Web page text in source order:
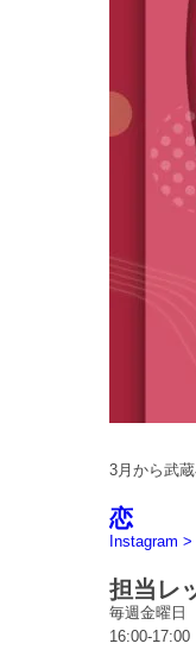
3月から武
恋
Instagram >
担当レ
毎週金曜日
16:00-17:00